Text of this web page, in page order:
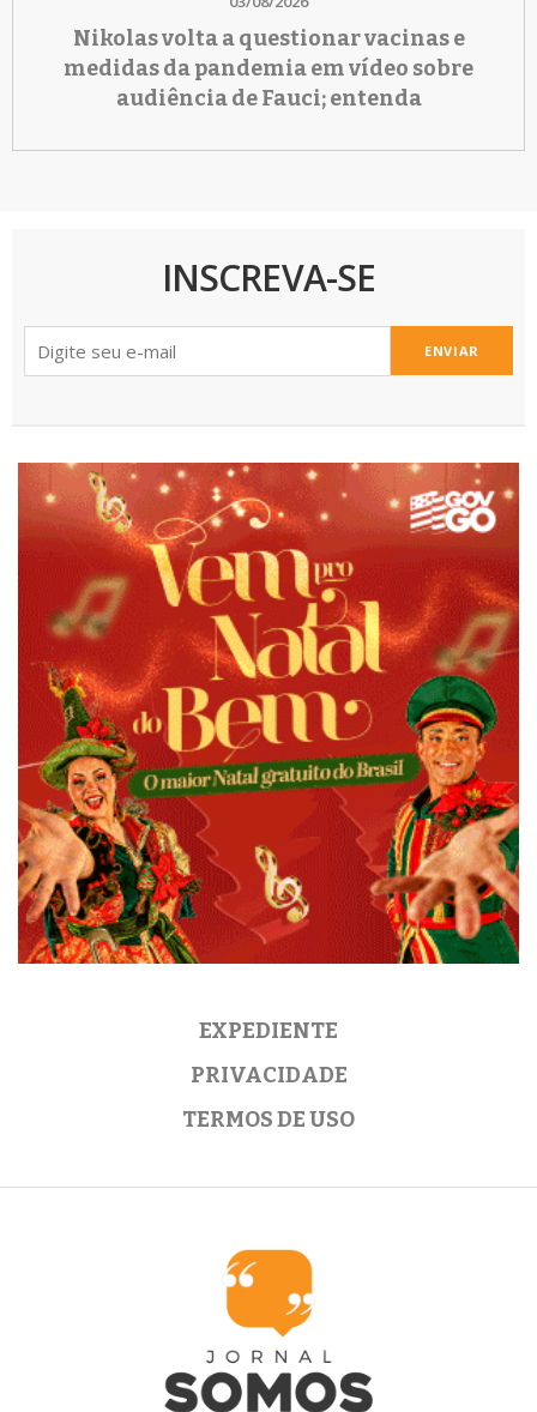
Nikolas volta a questionar vacinas e
medidas da pandemia em vídeo sobre
audiência de Fauci; entenda
INSCREVA-SE
ENVIAR
EXPEDIENTE
PRIVACIDADE
TERMOS DE USO